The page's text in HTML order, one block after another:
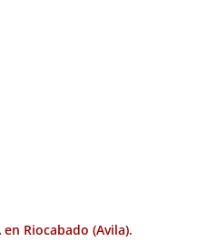
en Riocabado (Avila).